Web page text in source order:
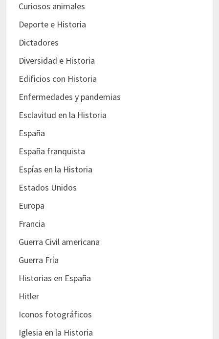
Curiosos animales
Deporte e Historia
Dictadores
Diversidad e Historia
Edificios con Historia
Enfermedades y pandemias
Esclavitud en la Historia
España
España franquista
Espías en la Historia
Estados Unidos
Europa
Francia
Guerra Civil americana
Guerra Fría
Historias en España
Hitler
Iconos fotográficos
Iglesia en la Historia